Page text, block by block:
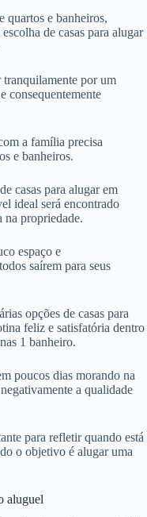
quartos e banheiros,
de casas para alugar
tranquilamente por um
consequentemente
a família precisa
e banheiros.
casas para alugar em
ideal será encontrado
na propriedade.
espaço e
saírem para seus
opções de casas para
feliz e satisfatória dentro
1 banheiro.
poucos dias morando na
a qualidade
para refletir quando está
o objetivo é alugar uma
aluguel